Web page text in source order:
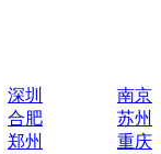
深圳
南京
合肥
苏州
郑州
重庆